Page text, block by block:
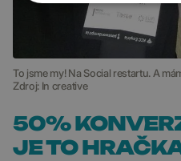
To jsme my! Na Social restartu. A
Zdroj: In creative
50%
JE TO